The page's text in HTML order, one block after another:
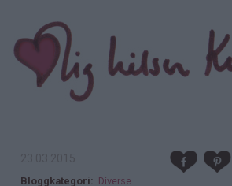
Bloggkategori Diverse